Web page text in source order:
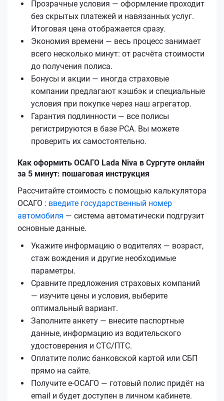
Прозрачные условия — оформление проходит
без скрытых платежей и навязанных услуг.
Итоговая цена отображается сразу.
Экономия времени — весь процесс занимает
всего несколько минут: от расчёта стоимости
до получения полиса.
Бонусы и акции — иногда страховые
компании предлагают кэшбэк и специальные
условия при покупке через наш агрегатор.
Гарантия подлинности — все полисы
регистрируются в базе РСА. Вы можете
проверить их самостоятельно.
Как оформить ОСАГО Lada Niva в Сургуте онлайн
за 5 минут: пошаговая инструкция
Рассчитайте стоимость с помощью калькулятора
ОСАГО : введите государственный номер
автомобиля — система автоматически подгрузит
основные данные.
Укажите информацию о водителях — возраст,
стаж вождения и другие необходимые
параметры.
Сравните предложения страховых компаний
— изучите цены и условия, выберите
оптимальный вариант.
Заполните анкету — внесите паспортные
данные, информацию из водительского
удостоверения и СТС/ПТС.
Оплатите полис банковской картой или СБП
прямо на сайте.
Получите е‑ОСАГО — готовый полис придёт на
email и будет доступен в личном кабинете.